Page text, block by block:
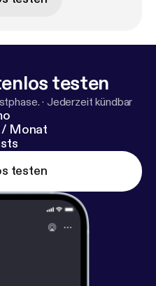
testen
· Jederzeit kündbar
/ Monat
testen